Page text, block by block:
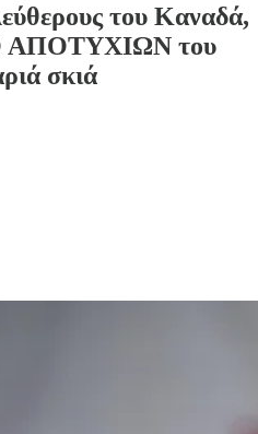
του Καναδά,
ΑΠΟΤΥΧΙΩΝ του
σκιά